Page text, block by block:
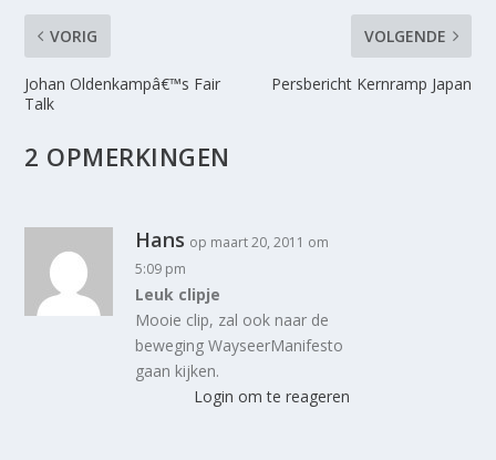
VORIG
Johan Oldenkampâ€™s Fair
Talk
VOLGENDE
Persbericht Kernramp Japan
2 OPMERKINGEN
Hans op maart 20, 2011 om
5:09 pm
Leuk clipje
Mooie clip, zal ook naar de
beweging WayseerManifesto
gaan kijken.
Login om te reageren